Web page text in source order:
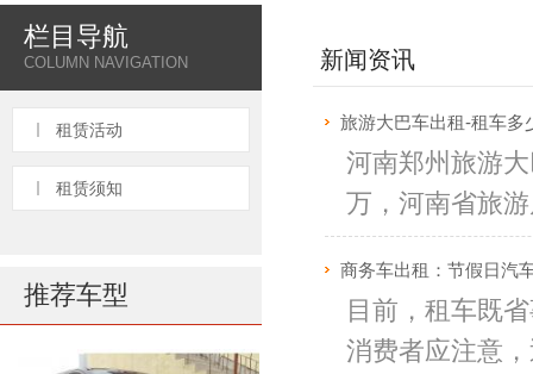
栏目导航
COLUMN NAVIGATION
租赁活动
租赁须知
推荐车型
新闻资讯
旅游大巴车出租-租车多
河南郑州旅游
万，河南省旅
商务车出租：节假日汽
目前，租车既
消费者应注意